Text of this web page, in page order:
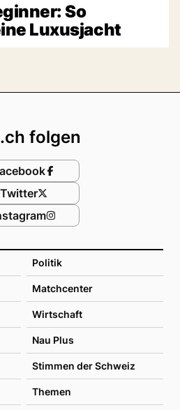
So
Luxusjacht
Politik
Matchcenter
Wirtschaft
Nau Plus
Stimmen der Schweiz
Themen
folgen
Twitter